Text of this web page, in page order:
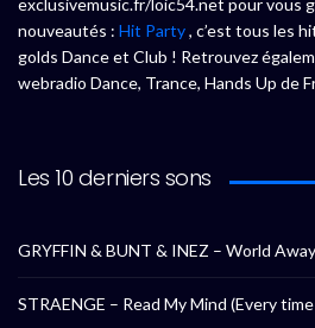
exclusivemusic.fr/loic54.net pour vous
nouveautés : Hit Party, c’est tous les
golds Dance et Club ! Retrouvez
webradio Dance, Trance, Hands Up de
Les 10 derniers sons
GRYFFIN & BUNT & INEZ – World Away
STRAENGE – Read My Mind (Every